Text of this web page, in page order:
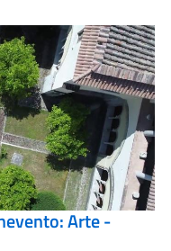
Arte -